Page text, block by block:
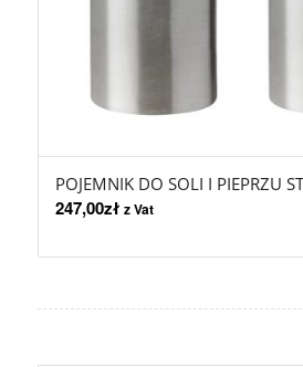
POJEMNIK DO SOLI I PIEPRZU
247,00zł z Vat